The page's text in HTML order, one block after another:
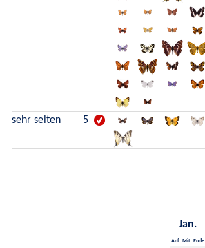
sehr selten 5
Jan.
Anf. Mit. Ende